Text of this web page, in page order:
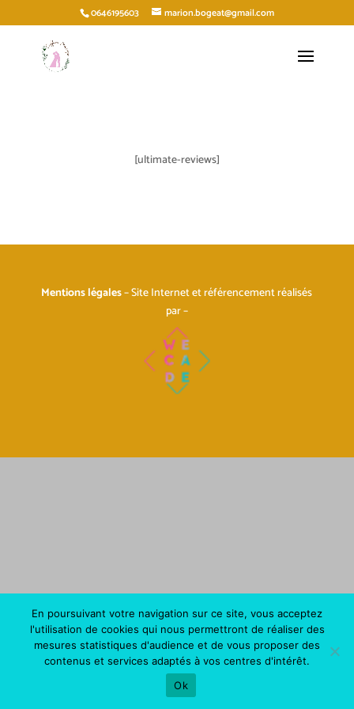
0646195603 marion.bogeat@gmail.com
[ultimate-reviews]
Mentions légales– Site Internet et référencement réalisés
par –
En poursuivant votre navigation sur ce site, vous acceptez
l'utilisation de cookies qui nous permettront de réaliser des
mesures statistiques d'audience et de vous proposer des
contenus et services adaptés à vos centres d'intérêt.
Ok